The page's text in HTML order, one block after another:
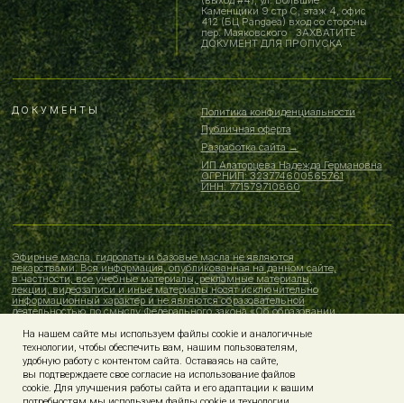
На нашем сайте мы используем файлы cookie и аналогичные
технологии, чтобы обеспечить вам, нашим пользователям,
удобную работу с контентом сайта. Оставаясь на сайте,
вы подтверждаете свое согласие на использование файлов
cookie. Для улучшения работы сайта и его адаптации к вашим